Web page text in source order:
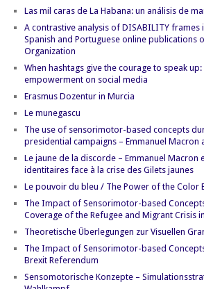
Las mil caras de La Habana: un análisis de
A contrastive analysis of DISABILITY frames
Spanish and Portuguese online publications
Organization
When hashtags give the courage to speak
empowerment on social media
Erasmus Dozentur in Murcia
Le munegascu
The use of sensorimotor-based concepts
presidential campaigns – Emmanuel Macron
Le jaune de la discorde – Emmanuel Macron
identitaires face à la crise des Gilets jaunes
Le pouvoir du bleu / The Power of the Color
The Impact of Sensorimotor-based
Coverage of the Refugee and Migrant Crisis
Theoretische Überlegungen zur Visuellen
The Impact of Sensorimotor-based
Brexit Referendum
Sensomotorische Konzepte –